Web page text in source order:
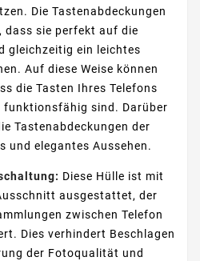
Die Tastenabdeckungen
dass sie perfekt auf die
gleichzeitig ein leichtes
Auf diese Weise können
die Tasten Ihres Telefons
funktionsfähig sind. Darüber
Tastenabdeckungen der
und elegantes Aussehen.
Diese Hülle ist mit
ausgestattet, der
zwischen Telefon
Dies verhindert Beschlagen
der Fotoqualität und